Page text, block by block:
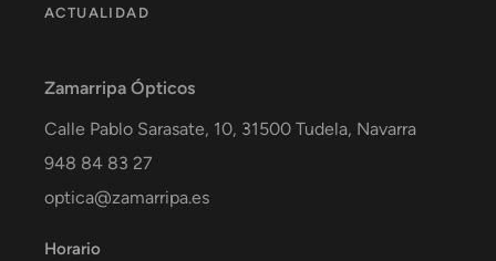
ACTUALIDAD
Zamarripa Ópticos
Calle Pablo Sarasate, 10, 31500 Tudela, Navarra
948 84 83 27
optica@zamarripa.es
Horario